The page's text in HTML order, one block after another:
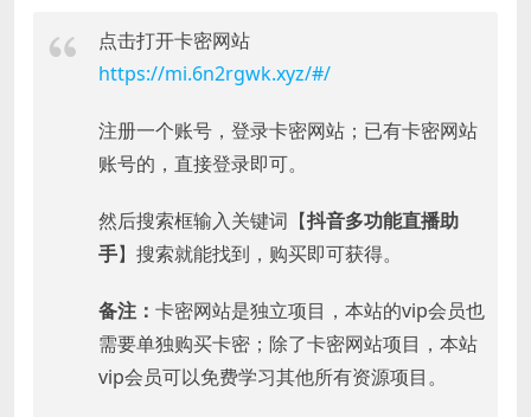
点击打开卡密网站
https://mi.6n2rgwk.xyz/#/
注册一个账号，登录卡密网站；已有卡密网站
账号的，直接登录即可。
然后搜索框输入关键词【抖音多功能直播助
手】搜索就能找到，购买即可获得。
备注： 卡密网站是独立项目，本站的vip会员也
需要单独购买卡密；除了卡密网站项目，本站
vip会员可以免费学习其他所有资源项目。